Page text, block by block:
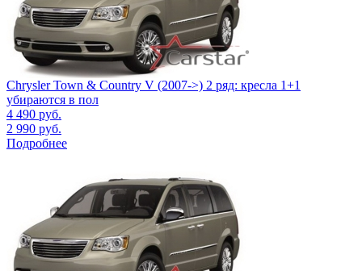
Chrysler Town & Country V (2007->) 2 ряд: кресла 1+1
убираются в пол
4 490 руб.
2 990 руб.
Подробнее